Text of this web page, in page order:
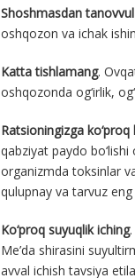
Shoshmasdan
oshqozon va ichak
Katta tishlamang.
oshqozonda og‘irlik,
Ratsioningizga
qabziyat paydo
organizmda toksinlar
qulupnay va tarvuz
Ko‘proq suyuqlik iching
Me’da shirasini
avval ichish tavsiya